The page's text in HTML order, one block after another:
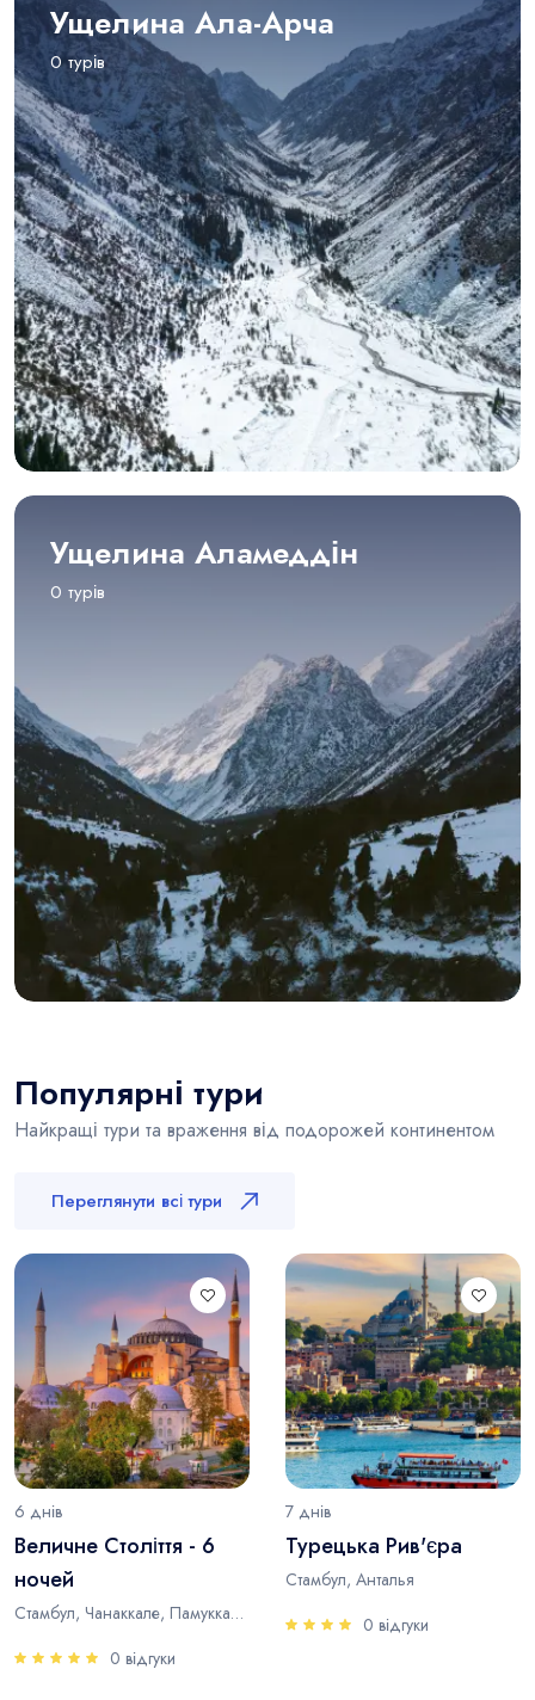
Ущелина Ала-Арча
0 турів
Ущелина Аламеддін
0 турів
Популярні тури
Найкращі тури та враження від подорожей континентом
Переглянути всі тури
6 днів
Величне Століття - 6
ночей
Стамбул, Чанаккале, Памуккале, Анталья
0 відгуки
7 днів
Турецька Рив'єра
Стамбул, Анталья
0 відгуки